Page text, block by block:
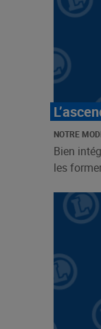
NOTRE
Bien
les